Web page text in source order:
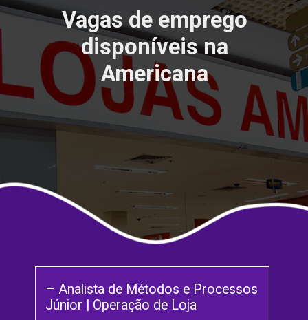
– Analista de Métodos e Processos
Júnior | Operação de Loja
Vagas de emprego
disponíveis na
Americana